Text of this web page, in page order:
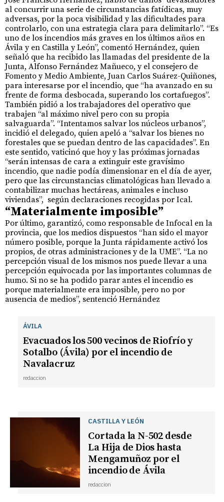
al concurrir una serie de circunstancias fatídicas, muy
adversas, por la poca visibilidad y las dificultades para
controlarlo, con una estrategia clara para delimitarlo”. “Es
uno de los incendios más graves en los últimos años en
Ávila y en Castilla y León”, comentó Hernández, quien
señaló que ha recibido las llamadas del presidente de la
Junta, Alfonso Fernández Mañueco, y el consejero de
Fomento y Medio Ambiente, Juan Carlos Suárez-Quiñones,
para interesarse por el incendio, que “ha avanzado en su
frente de forma desbocada, superando los cortafuegos”.
También pidió a los trabajadores del operativo que
trabajen “al máximo nivel pero con su propia
salvaguarda”. “Intentamos salvar los núcleos urbanos”,
incidió el delegado, quien apeló a “salvar los bienes no
forestales que se puedan dentro de las capacidades”. En
este sentido, vaticinó que hoy y las próximas jornadas
“serán intensas de cara a extinguir este gravísimo
incendio, que nadie podía dimensionar en el día de ayer,
pero que las circunstancias climatológicas han llevado a
contabilizar muchas hectáreas, animales e incluso
viviendas”, según declaraciones recogidas por Ical.
“Materialmente imposible”
Por último, garantizó, como responsable de Infocal en la
provincia, que los medios dispuestos “han sido el mayor
número posible, porque la Junta rápidamente activó los
propios, de otras administraciones y de la UME”. “La no
percepción visual de los mismos nos puede llevar a una
percepción equivocada por las importantes columnas de
humo. Si no se ha podido parar antes el incendio es
porque materialmente era imposible, pero no por
ausencia de medios”, sentenció Hernández
ÁVILA
Evacuados los 500 vecinos de Riofrío y
Sotalbo (Ávila) por el incendio de
Navalacruz
redaccion
CASTILLA Y LEÓN
Cortada la N-502 desde
La Hija de Dios hasta
Mengamuñoz por el
incendio de Ávila
redaccion